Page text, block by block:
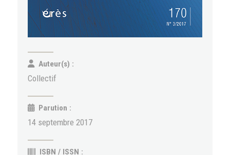
Auteur(s) :
Collectif
Parution :
14 septembre 2017
ISBN / ISSN :